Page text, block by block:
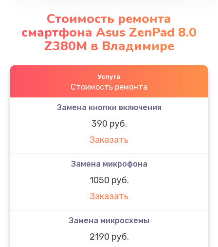
Стоимость ремонта
смартфона Asus ZenPad 8.0
Z380M в Владимире
Услуга
Стоимость ремонта
Замена кнопки включения
390 руб.
Заказать
Замена микрофона
1050 руб.
Заказать
Замена микросхемы
2190 руб.